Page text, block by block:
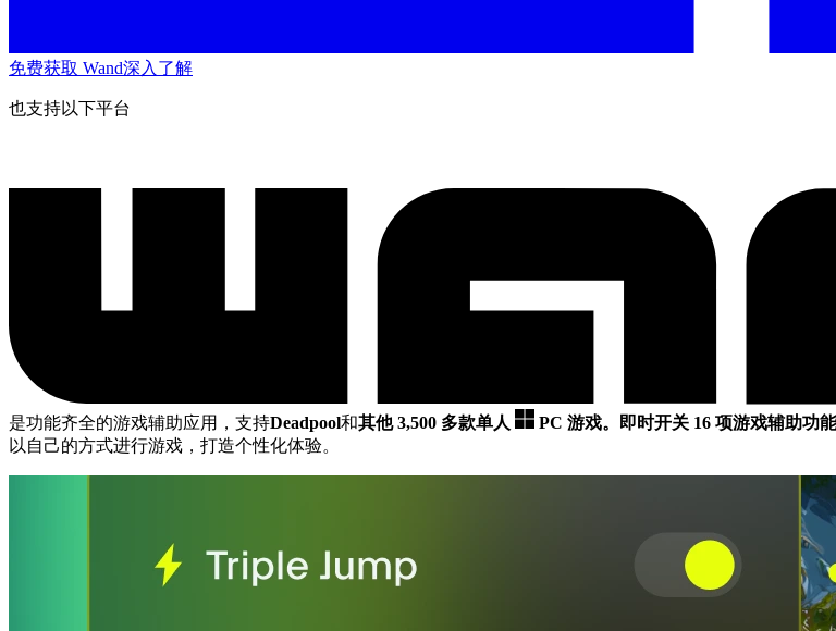
免费获取 Wand深入了解
也支持以下平台
是功能齐全的游戏辅助应用，支持Deadpool和其他 3,500 多款单人 PC 游戏。 即时开关 16 项游戏辅助功能
以自己的方式进行游戏，打造个性化体验。